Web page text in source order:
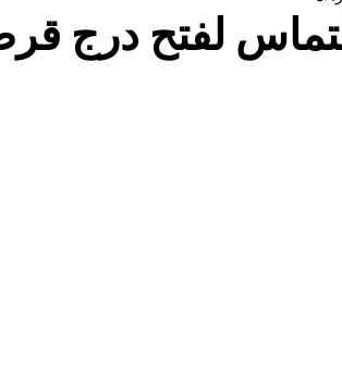
لفتح درج